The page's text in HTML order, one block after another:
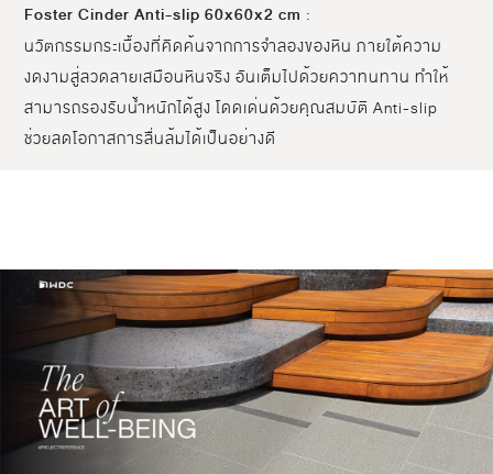
Foster Cinder Anti-slip 60x60x2 cm :
นวัตกรรมกระเบื้องที่คิดค้นจากการจำลองของหิน ภายใต้ความ
งดงามสู่ลวดลายเสมือนหินจริง อันเต็มไปด้วยควาทนทาน ทำให้
สามารถรองรับน้ำหนักได้สูง โดดเด่นด้วยคุณสมบัติ Anti-slip
ช่วยลดโอกาสการลื่นล้มได้เป็นอย่างดี